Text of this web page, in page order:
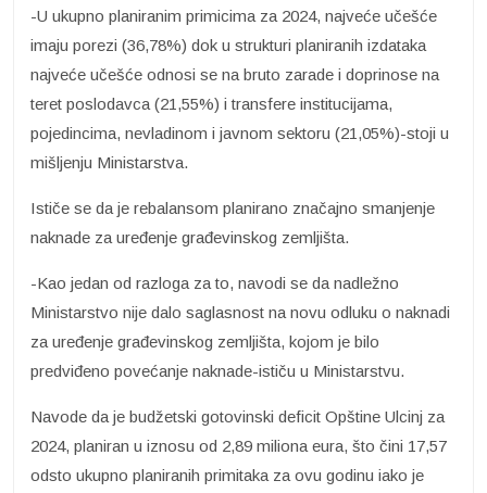
-U ukupno planiranim primicima za 2024, najveće učešće
imaju porezi (36,78%) dok u strukturi planiranih izdataka
najveće učešće odnosi se na bruto zarade i doprinose na
teret poslodavca (21,55%) i transfere institucijama,
pojedincima, nevladinom i javnom sektoru (21,05%)-stoji u
mišljenju Ministarstva.
Ističe se da je rebalansom planirano značajno smanjenje
naknade za uređenje građevinskog zemljišta.
-Kao jedan od razloga za to, navodi se da nadležno
Ministarstvo nije dalo saglasnost na novu odluku o naknadi
za uređenje građevinskog zemljišta, kojom je bilo
predviđeno povećanje naknade-ističu u Ministarstvu.
Navode da je budžetski gotovinski deficit Opštine Ulcinj za
2024, planiran u iznosu od 2,89 miliona eura, što čini 17,57
odsto ukupno planiranih primitaka za ovu godinu iako je